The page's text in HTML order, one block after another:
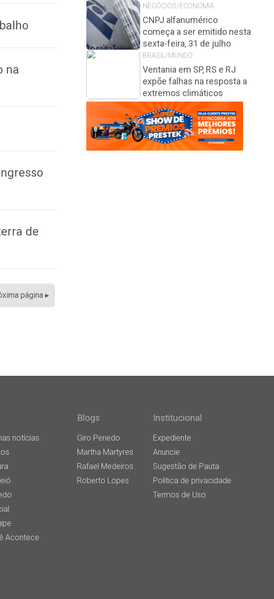
na
de
página ▸
NEGÓCIOS/ECONOMIA
CNPJ alfanumérico
começa a ser emitido nesta
sexta-feira, 31 de julho
BRASIL/MUNDO
Ventania em SP, RS e RJ
expõe falhas na resposta a
extremos climáticos
notícias
Acontece
Blogs
Giro Penedo
Martha Martyres
Rafael Medeiros
Roberto Lopes
Institucional
Expediente
Anuncie
Sugestão de Pauta
Política de privacidade
Termos de Uso